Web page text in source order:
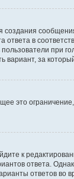
ответа в
при
за
это
к
ответа.
ответов во